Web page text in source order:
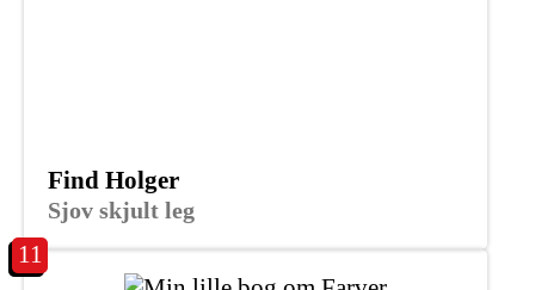
Sjov skjult leg
Find Holger
11